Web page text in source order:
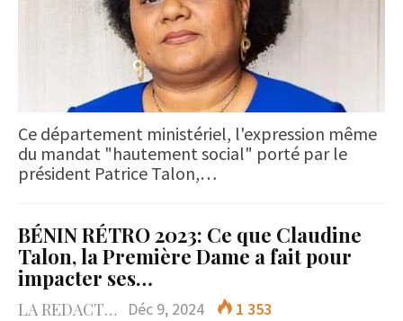
Ce département ministériel, l'expression même
du mandat "hautement social" porté par le
président Patrice Talon,…
BÉNIN RÉTRO 2023: Ce que Claudine
Talon, la Première Dame a fait pour
impacter ses…
LA REDACTION Déc 9, 2024
1 353